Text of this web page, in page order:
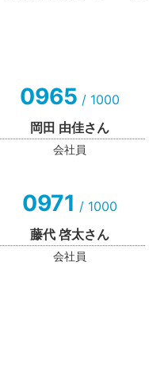
0965 / 1000
岡田 由佳さん
会社員
0971 / 1000
藤代 啓太さん
会社員